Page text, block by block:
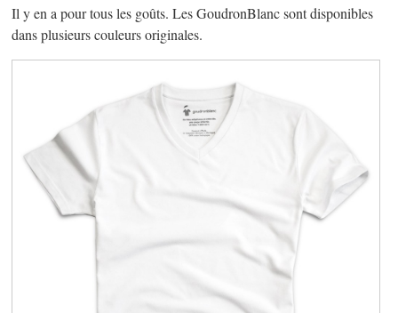
Il y en a pour tous les goûts. Les GoudronBlanc sont disponibles
dans plusieurs couleurs originales.